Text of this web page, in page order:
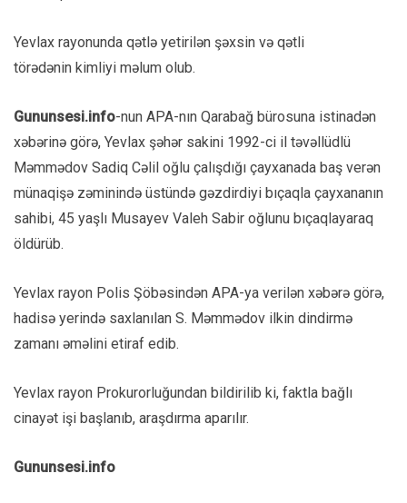
Yevlax rayonunda qətlə yetirilən şəxsin və qətli
törədənin kimliyi məlum olub.
Gununsesi.info-nun APA-nın Qarabağ bürosuna istinadən
xəbərinə görə, Yevlax şəhər sakini 1992-ci il təvəllüdlü
Məmmədov Sadiq Cəlil oğlu çalışdığı çayxanada baş verən
münaqişə zəminində üstündə gəzdirdiyi bıçaqla çayxananın
sahibi, 45 yaşlı Musayev Valeh Sabir oğlunu bıçaqlayaraq
öldürüb.
Yevlax rayon Polis Şöbəsindən APA-ya verilən xəbərə görə,
hadisə yerində saxlanılan S. Məmmədov ilkin dindirmə
zamanı əməlini etiraf edib.
Yevlax rayon Prokurorluğundan bildirilib ki, faktla bağlı
cinayət işi başlanıb, araşdırma aparılır.
Gununsesi.info